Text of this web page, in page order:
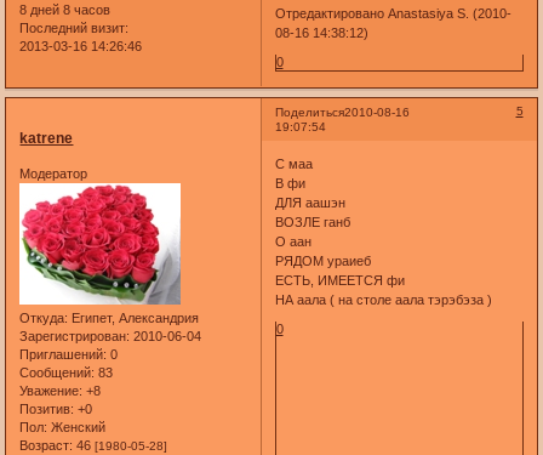
8 дней 8 часов
Последний визит:
2013-03-16 14:26:46
Отредактировано Anastasiya S. (2010-
08-16 14:38:12)
0
Поделиться 5
2010-08-16
19:07:54
katrene
Модератор
Откуда: Eгипет, Александрия
Зарегистрирован: 2010-06-04
Приглашений: 0
Сообщений: 83
Уважение: +8
Позитив: +0
Пол: Женский
Возраст: 46[1980-05-28]
С маа
В фи
ДЛЯ аашэн
ВОЗЛЕ ганб
О аан
РЯДОМ ураиеб
ЕСТЬ, ИМЕЕТСЯ фи
НА аала ( на столе аала тэрэбэза )
0